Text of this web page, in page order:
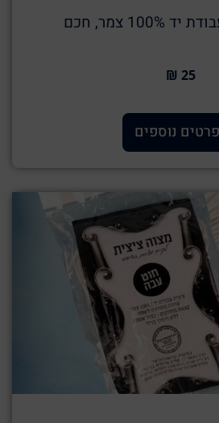
צמר, חכם
25 ₪
נוספים